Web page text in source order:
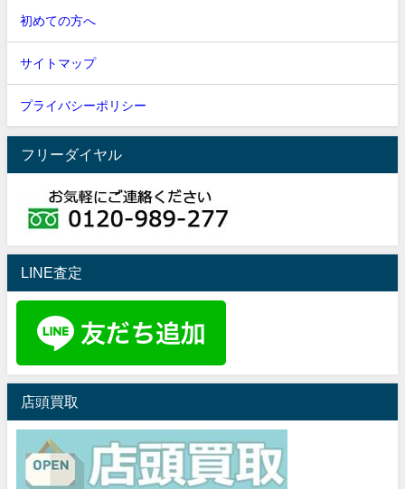
初めての方へ
サイトマップ
プライバシーポリシー
フリーダイヤル
LINE査定
店頭買取